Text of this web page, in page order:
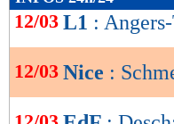
de
OK
12/03 L1 :
12/03 Nice :